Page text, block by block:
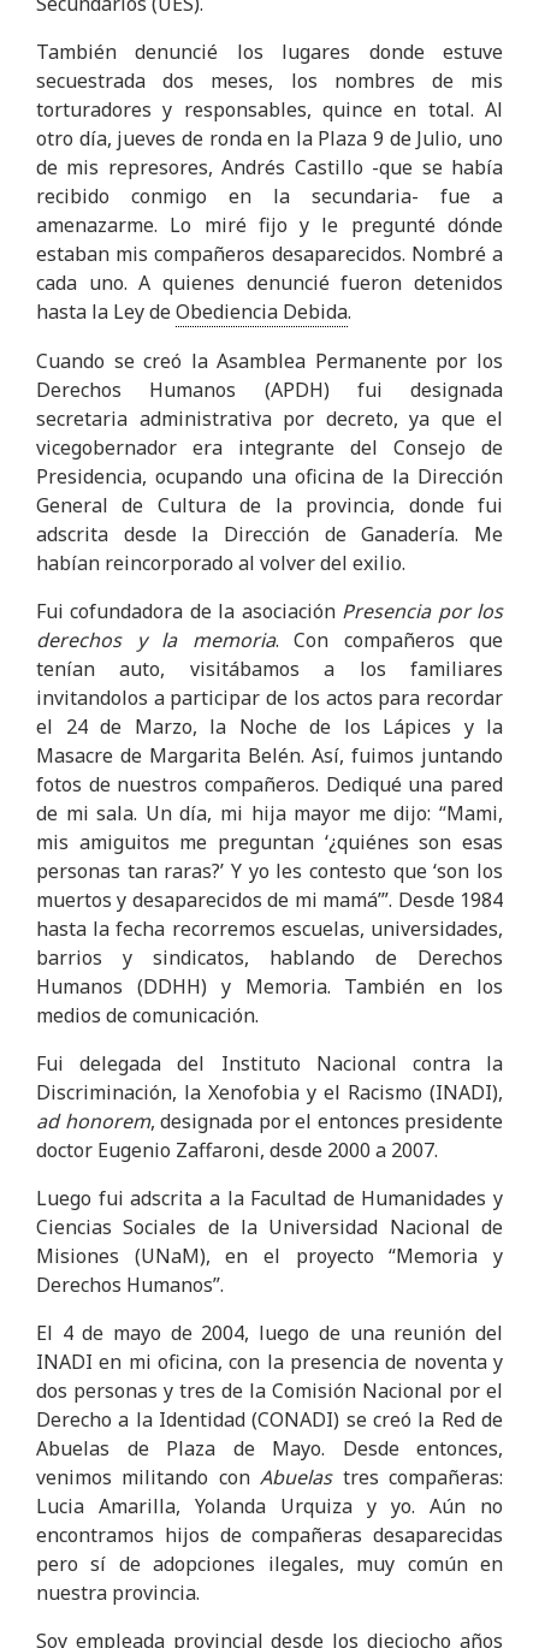
También denuncié los lugares donde estuve
secuestrada dos meses, los nombres de mis
torturadores y responsables, quince en total. Al
otro día, jueves de ronda en la Plaza 9 de Julio, uno
de mis represores, Andrés Castillo -que se había
recibido conmigo en la secundaria- fue a
amenazarme. Lo miré fijo y le pregunté dónde
estaban mis compañeros desaparecidos. Nombré a
cada uno. A quienes denuncié fueron detenidos
hasta la Ley deObediencia Debida.
Cuando se creó la Asamblea Permanente por los
Derechos Humanos (APDH) fui designada
secretaria administrativa por decreto, ya que el
vicegobernador era integrante del Consejo de
Presidencia, ocupando una oficina de la Dirección
General de Cultura de la provincia, donde fui
adscrita desde la Dirección de Ganadería. Me
habían reincorporado al volver del exilio.
Fui cofundadora de la asociación Presencia por los
derechos y la memoria. Con compañeros que
tenían auto, visitábamos a los familiares
invitandolos a participar de los actos para recordar
el 24 de Marzo, la Noche de los Lápices y la
Masacre de Margarita Belén. Así, fuimos juntando
fotos de nuestros compañeros. Dediqué una pared
de mi sala. Un día, mi hija mayor me dijo: “Mami,
mis amiguitos me preguntan ‘¿quiénes son esas
personas tan raras?’ Y yo les contesto que ‘son los
muertos y desaparecidos de mi mamá’”. Desde 1984
hasta la fecha recorremos escuelas, universidades,
barrios y sindicatos, hablando de Derechos
Humanos (DDHH) y Memoria. También en los
medios de comunicación.
Fui delegada del Instituto Nacional contra la
Discriminación, la Xenofobia y el Racismo (INADI),
ad honorem, designada por el entonces presidente
doctor Eugenio Zaffaroni, desde 2000 a 2007.
Luego fui adscrita a la Facultad de Humanidades y
Ciencias Sociales de la Universidad Nacional de
Misiones (UNaM), en el proyecto “Memoria y
Derechos Humanos”.
El 4 de mayo de 2004, luego de una reunión del
INADI en mi oficina, con la presencia de noventa y
dos personas y tres de la Comisión Nacional por el
Derecho a la Identidad (CONADI) se creó la Red de
Abuelas de Plaza de Mayo. Desde entonces,
venimos militando conAbuelastres compañeras:
Lucia Amarilla, Yolanda Urquiza y yo. Aún no
encontramos hijos de compañeras desaparecidas
pero sí de adopciones ilegales, muy común en
nuestra provincia.
Soy empleada provincial desde los dieciocho años